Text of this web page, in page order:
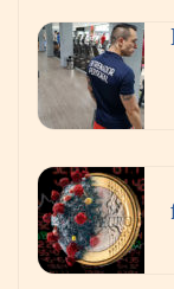
‘El
Ricardo